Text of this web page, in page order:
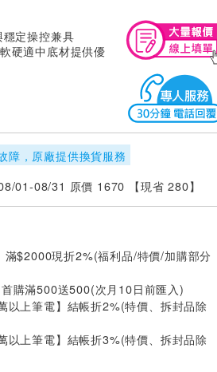
定操控兼具
硬適中底材提供優
障，原廠提供換貨服務
01-08/31 原價 1670 【現省 280】
滿$2000現折2%(福利品/特價/加購部分
首購滿500送500(次月10日前匯入)
以上筆電】結帳折2%(特價、拆封品除
以上筆電】結帳折3%(特價、拆封品除